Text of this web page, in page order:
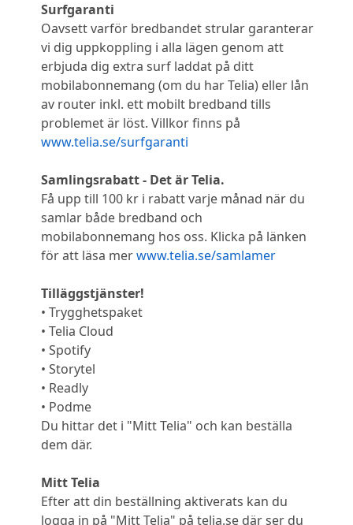
Surfgaranti
Oavsett varför bredbandet strular garanterar
vi dig uppkoppling i alla lägen genom att
erbjuda dig extra surf laddat på ditt
mobilabonnemang (om du har Telia) eller lån
av router inkl. ett mobilt bredband tills
problemet är löst. Villkor finns på
www.telia.se/surfgaranti
Samlingsrabatt - Det är Telia.
Få upp till 100 kr i rabatt varje månad när du
samlar både bredband och
mobilabonnemang hos oss. Klicka på länken
för att läsa merwww.telia.se/samlamer
Tilläggstjänster!
• Trygghetspaket
• Telia Cloud
• Spotify
• Storytel
• Readly
• Podme
Du hittar det i "Mitt Telia" och kan beställa
dem där.
Mitt Telia
Efter att din beställning aktiverats kan du
logga in på "Mitt Telia" på telia.se där ser du